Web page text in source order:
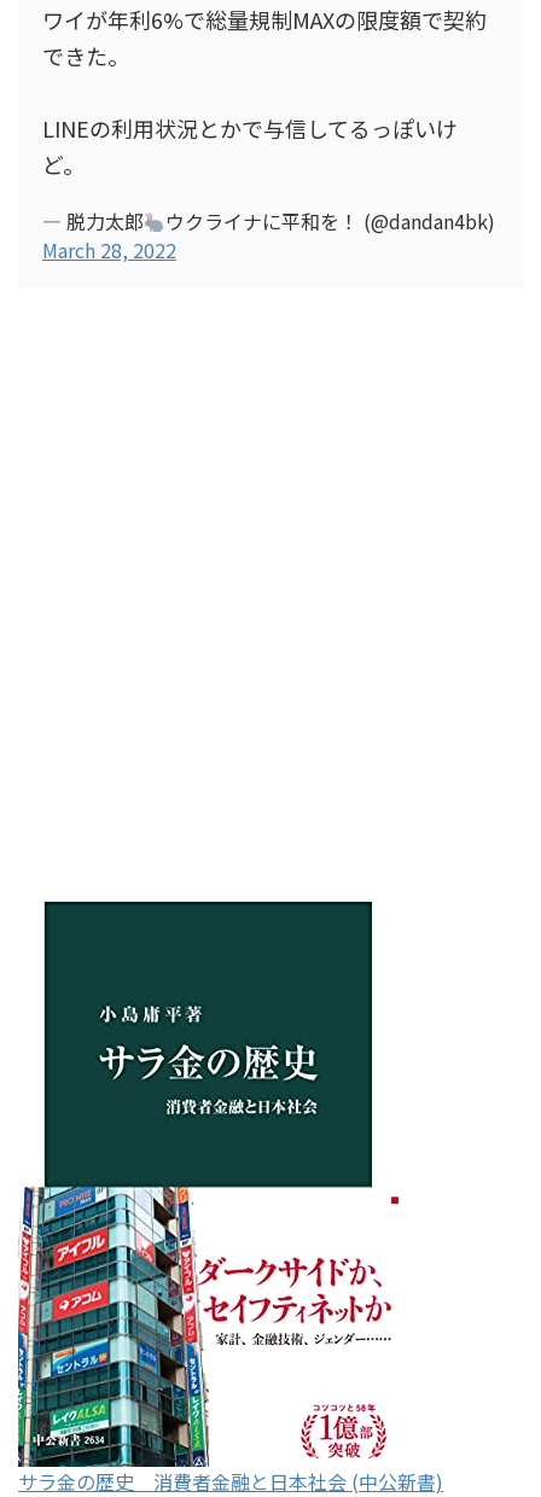
ワイが年利6%で総量規制MAXの限度額で契約
できた。
LINEの利用状況とかで与信してるっぽいけ
ど。
— 脱力太郎
ウクライナに平和を！ (@dandan4bk)
March 28, 2022
サラ金の歴史 消費者金融と日本社会 (中公新書)